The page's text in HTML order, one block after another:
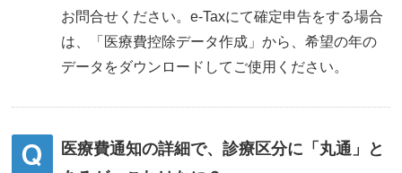
お問合せください。e-Taxにて確定申告をする場合
は、「医療費控除データ作成」から、希望の年の
データをダウンロードしてご使用ください。
医療費通知の詳細で、診療区分に「丸通」と